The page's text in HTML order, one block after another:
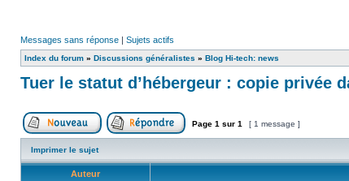
Messages sans réponse | Sujets actifs
Index du forum » Discussions généralistes » Blog Hi-tech: news
Tuer le statut d’hébergeur : copie privée
Poster un nouveau sujetRépondre au sujet
Page 1 sur 1 [ 1 message ]
Imprimer le sujet
Auteur